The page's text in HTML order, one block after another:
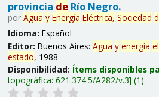
provincia deRío Negro.
por Agua y Energía Eléctrica, Sociedad
Idioma: Español
Editor: Buenos Aires: Agua y energía
estado, 1988
Disponibilidad: Ítems disponibles
topográfica: 621.374.5/A282/v.3 (1).